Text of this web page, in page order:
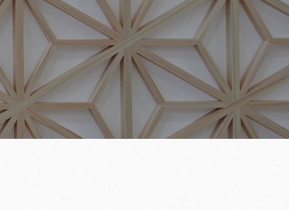
別邸 巣子
おひとり様葬 社葬・お別れ会